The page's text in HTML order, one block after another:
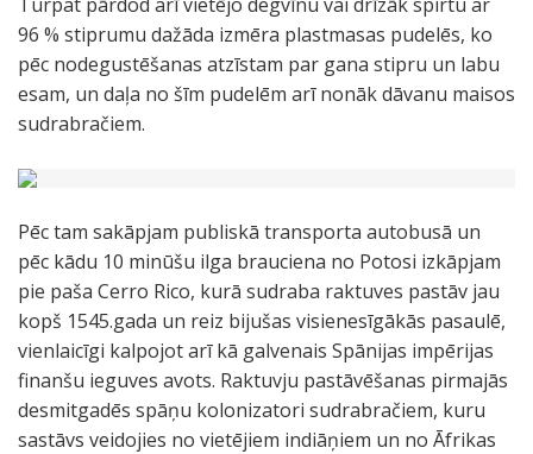
96 % stiprumu dažāda izmēra plastmasas pudelēs, ko
pēc nodegustēšanas atzīstam par gana stipru un labu
esam, un daļa no šīm pudelēm arī nonāk dāvanu maisos
sudrabračiem.
Pēc tam sakāpjam publiskā transporta autobusā un
pēc kādu 10 minūšu ilga brauciena no Potosi izkāpjam
pie paša Cerro Rico, kurā sudraba raktuves pastāv jau
kopš 1545.gada un reiz bijušas visienesīgākās pasaulē,
vienlaicīgi kalpojot arī kā galvenais Spānijas impērijas
finanšu ieguves avots. Raktuvju pastāvēšanas pirmajās
desmitgadēs spāņu kolonizatori sudrabračiem, kuru
sastāvs veidojies no vietējiem indiāņiem un no Āfrikas